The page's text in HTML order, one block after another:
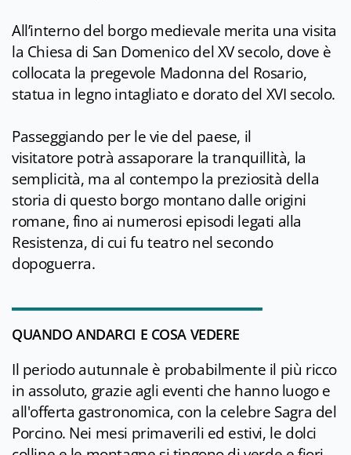
All’interno del borgo medievale merita una visita
la Chiesa di San Domenico del XV secolo, dove è
collocata la pregevole Madonna del Rosario,
statua in legno intagliato e dorato del XVI secolo.
Passeggiando per le vie del paese, il
visitatore potrà assaporare la tranquillità, la
semplicità, ma al contempo la preziosità della
storia di questo borgo montano dalle origini
romane, fino ai numerosi episodi legati alla
Resistenza, di cui fu teatro nel secondo
dopoguerra.
QUANDO ANDARCI E COSA VEDERE
Il periodo autunnale è probabilmente il più ricco
in assoluto, grazie agli eventi che hanno luogo e
all'offerta gastronomica, con la celebre Sagra del
Porcino. Nei mesi primaverili ed estivi, le dolci